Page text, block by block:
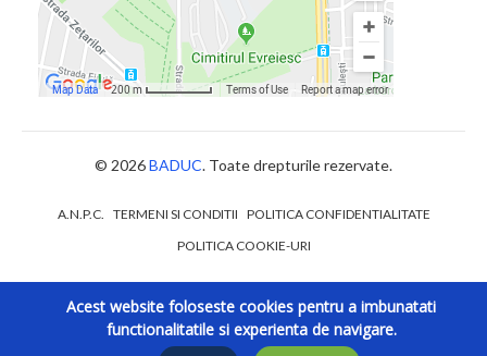
© 2026BADUC. Toate drepturile rezervate.
A.N.P.C. TERMENI SI CONDITII POLITICA CONFIDENTIALITATE
POLITICA COOKIE-URI
Acest website foloseste cookies pentru a imbunatati
functionalitatile si experienta de navigare.